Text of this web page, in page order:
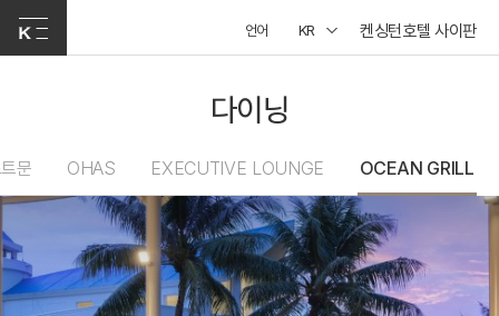
언어 KR 켄싱턴호텔 사이판
다이닝
문 OHAS EXECUTIVE LOUNGE OCEAN GRILL